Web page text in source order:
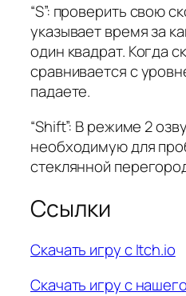
“S”: проверить свою
указывает время за
один квадрат. Когда
сравнивается с
падаете.
“Shift”: В режиме 2
необходимую для
стеклянной
Ссылки
Скачать игру с Itch.io
Скачать игру с